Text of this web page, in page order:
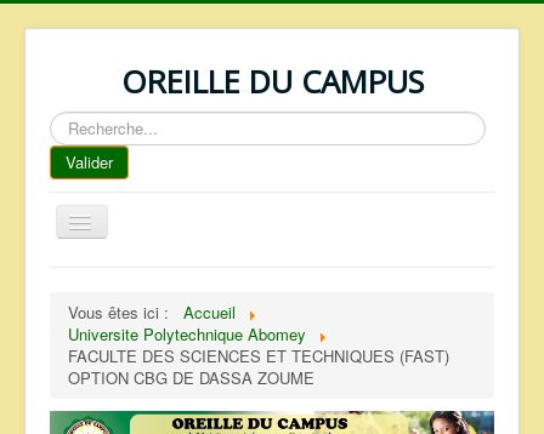
OREILLE DU CAMPUS
Rechercher
Valider
Basculer
la
REPERTOIRE
QUI SOMMES NOUS ?
NOS SERVICES
Vous êtes ici :
Accueil
Universite Polytechnique Abomey
FACULTE DES SCIENCES ET TECHNIQUES (FAST)
OPTION CBG DE DASSA ZOUME